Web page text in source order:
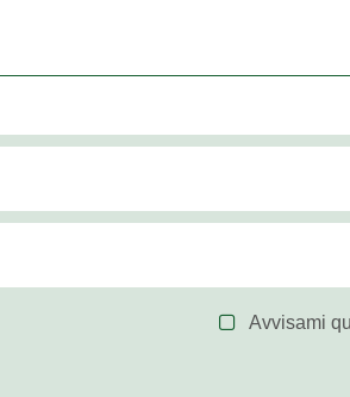
Avvisami